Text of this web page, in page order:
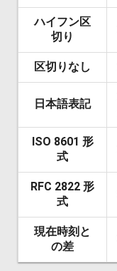
ハイフン区
切り
区切りなし
日本語表記
ISO 8601 形
式
RFC 2822 形
式
現在時刻と
の差